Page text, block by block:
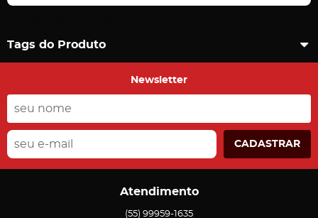
Tags do Produto
Newsletter
CADASTRAR
Atendimento
(55) 99959-1635